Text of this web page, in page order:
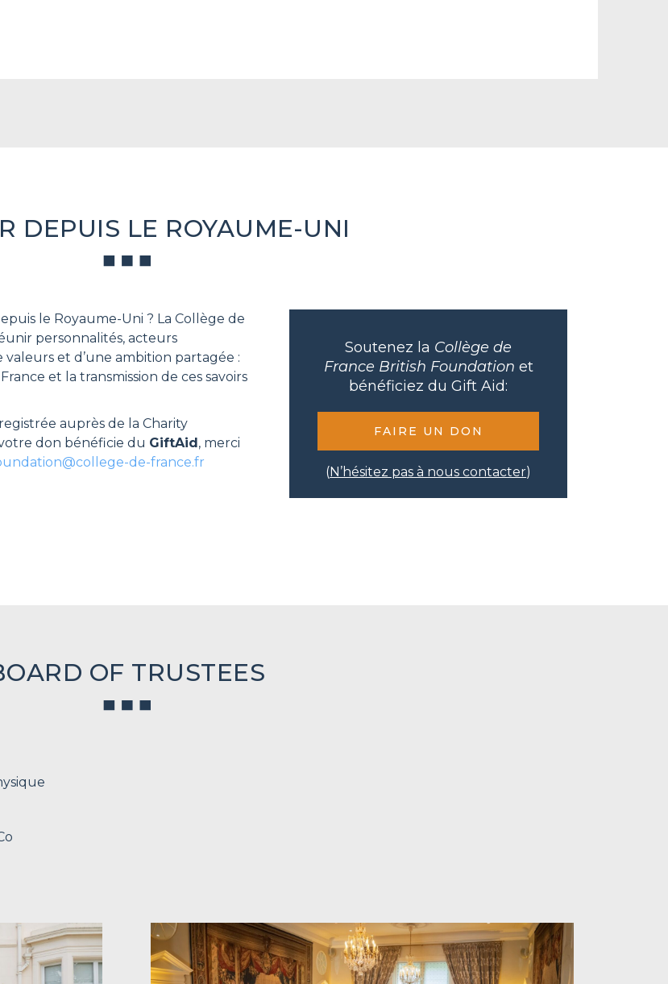
DEPUIS LE ROYAUME-UNI
le Royaume-Uni ? La Collège de
personnalités, acteurs
et d’une ambition partagée :
et la transmission de ces savoirs
auprès de la Charity
votre don bénéficie du GiftAid, merci
de-france.fr
Soutenez la Collège de
France British Foundation et
bénéficiez du Gift Aid:
FAIRE UN DON
(N’hésitez pas à nous contacter)
OF TRUSTEES